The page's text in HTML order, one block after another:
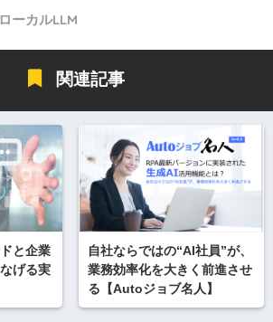
ローカルLLM
関連記事
と企業
げる実
自社ならではの“AI社員”が、
業務効率化を大きく前進させ
る【Autoジョブ名人】